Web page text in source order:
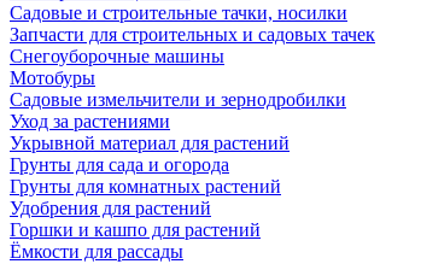
Садовые и строительные тачки, носилки
Запчасти для строительных и садовых тачек
Снегоуборочные машины
Мотобуры
Садовые измельчители и зернодробилки
Уход за растениями
Укрывной материал для растений
Грунты для сада и огорода
Грунты для комнатных растений
Удобрения для растений
Горшки и кашпо для растений
Ёмкости для рассады